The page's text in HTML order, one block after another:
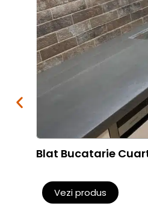
Blat Bucatarie
Vezi produs